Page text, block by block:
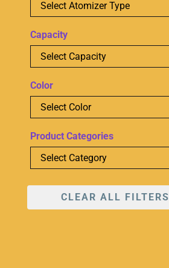
Capacity
Color
Product Categories
CLEAR ALL FILTERS